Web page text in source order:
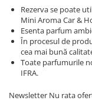
Rezerva se poate
Mini Aroma Car &
Esenta parfum
În procesul de
cea mai bună
Toate parfumurile
IFRA.
Newsletter Nu rata